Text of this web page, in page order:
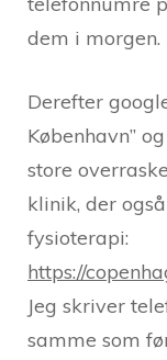
dem i morgen.
Derefter
København”
store
klinik, der
fysioterapi:
https://
Jeg skriver
samme som